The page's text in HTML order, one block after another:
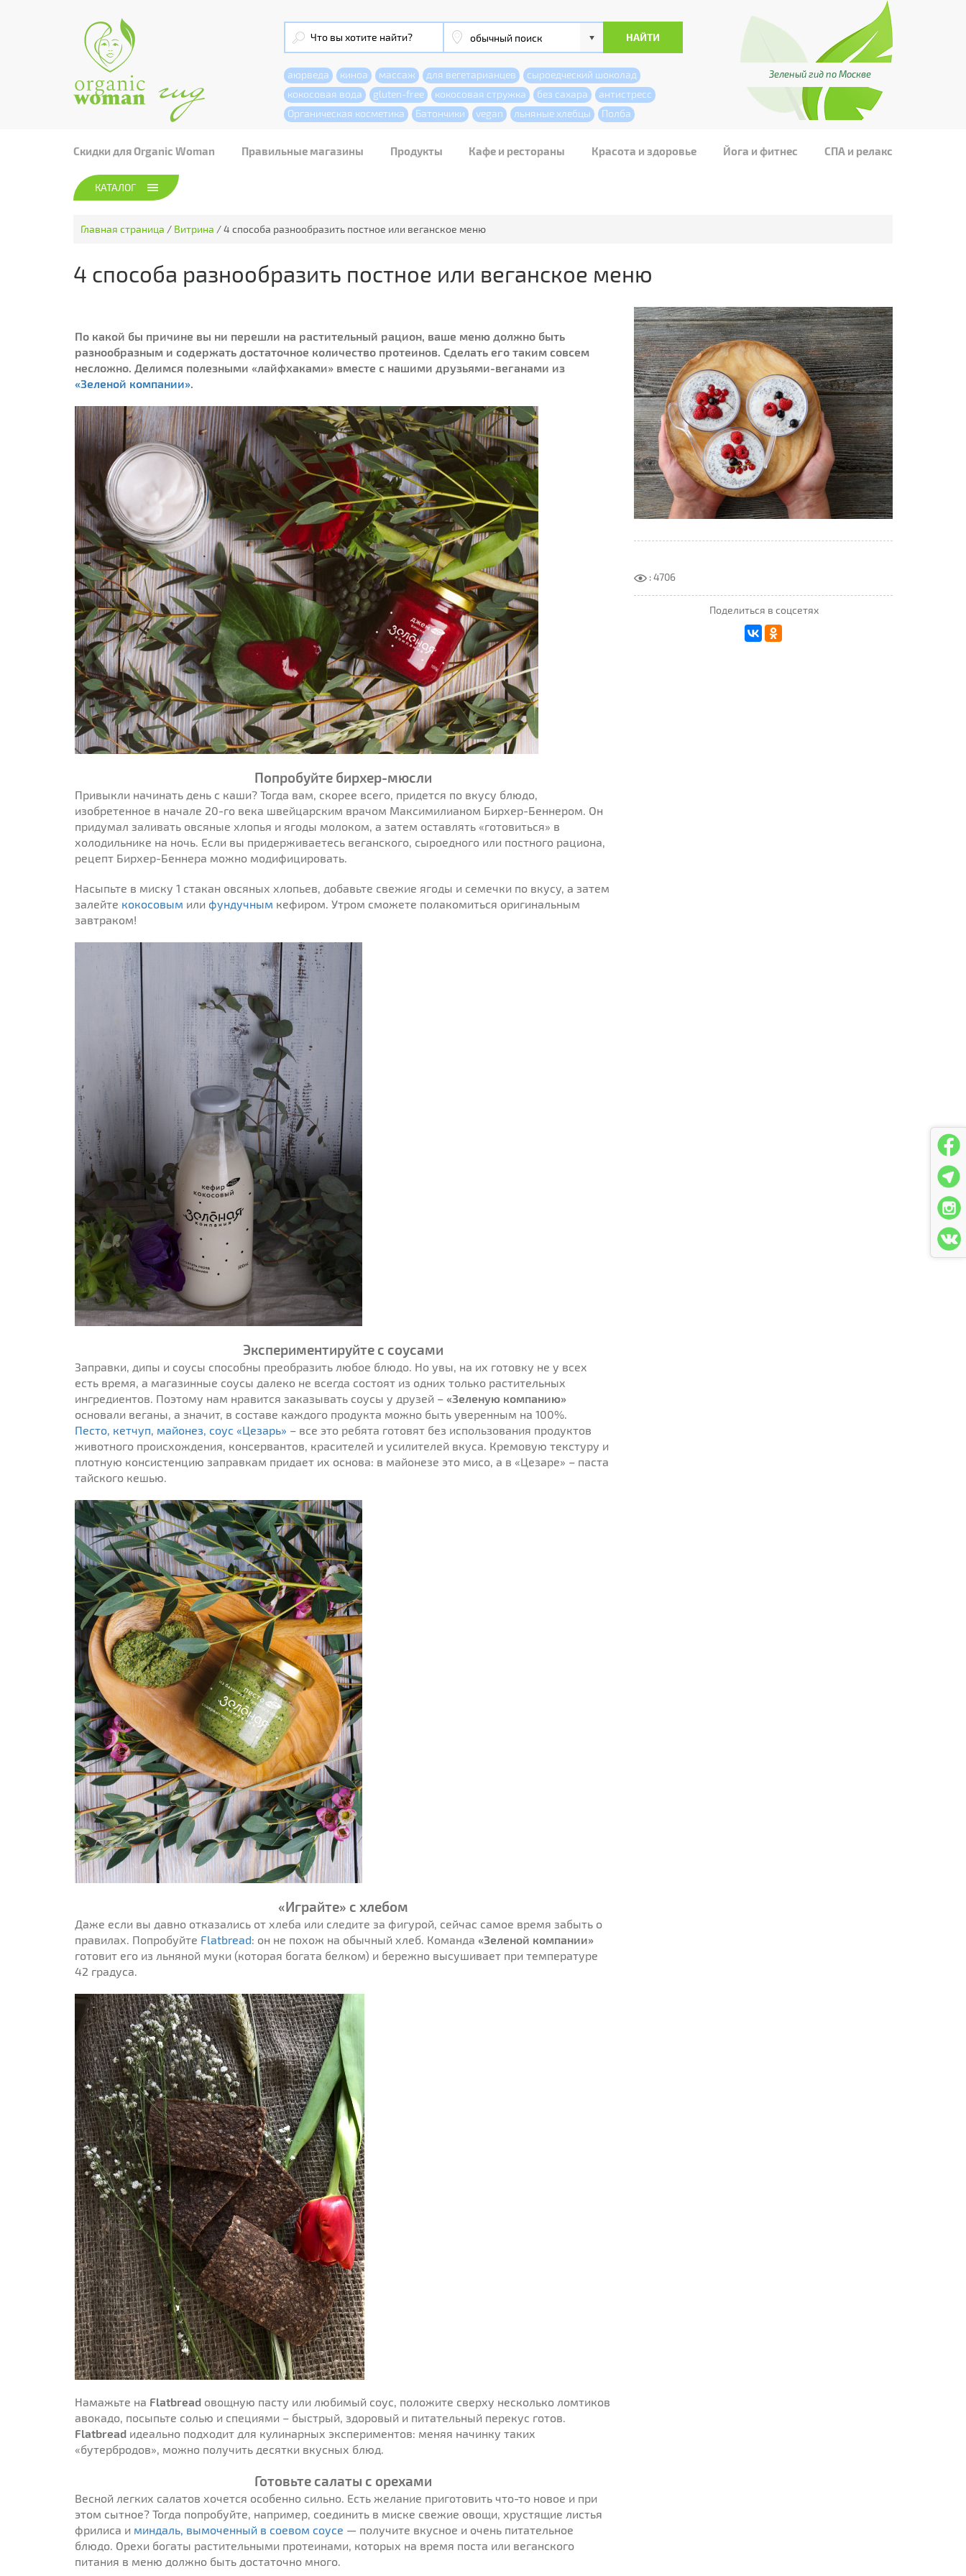
аюрведа киноа массаж для вегетарианцев
сыроедческий шоколад
кокосовая вода
gluten-free кокосовая стружка без сахара
антистресс
Органическая косметика
Батончики vegan льняные хлебцы Полба
Зеленый гид по Москве
Скидки для Organic Woman Правильные магазины Продукты Кафе и рестораны Красота и здоровье Йога и фитнес СПА и релакс
КАТАЛОГ
Главная страница / Витрина /4 способа разнообразить постное или веганское меню
4 способа разнообразить постное или веганское меню
По какой бы причине вы ни перешли на растительный рацион, ваше меню должно быть
разнообразным и содержать достаточное количество протеинов. Сделать его таким совсем
несложно. Делимся полезными «лайфхаками» вместе с нашими друзьями-веганами из
«Зеленой компании».
Попробуйте бирхер-мюсли
Привыкли начинать день с каши? Тогда вам, скорее всего, придется по вкусу блюдо,
изобретенное в начале 20-го века швейцарским врачом Максимилианом Бирхер-Беннером. Он
придумал заливать овсяные хлопья и ягоды молоком, а затем оставлять «готовиться» в
холодильнике на ночь. Если вы придерживаетесь веганского, сыроедного или постного рациона,
рецепт Бирхер-Беннера можно модифицировать.
Насыпьте в миску 1 стакан овсяных хлопьев, добавьте свежие ягоды и семечки по вкусу, а затем
залейте кокосовым или фундучным кефиром. Утром сможете полакомиться оригинальным
завтраком!
Экспериментируйте с соусами
Заправки, дипы и соусы способны преобразить любое блюдо. Но увы, на их готовку не у всех
есть время, а магазинные соусы далеко не всегда состоят из одних только растительных
ингредиентов. Поэтому нам нравится заказывать соусы у друзей – «Зеленую компанию»
основали веганы, а значит, в составе каждого продукта можно быть уверенным на 100%.
Песто, кетчуп, майонез, соус «Цезарь» – все это ребята готовят без использования продуктов
животного происхождения, консервантов, красителей и усилителей вкуса. Кремовую текстуру и
плотную консистенцию заправкам придает их основа: в майонезе это мисо, а в «Цезаре» – паста
тайского кешью.
«Играйте» с хлебом
Даже если вы давно отказались от хлеба или следите за фигурой, сейчас самое время забыть о
правилах. Попробуйте Flatbread: он не похож на обычный хлеб. Команда «Зеленой компании»
готовит его из льняной муки (которая богата белком) и бережно высушивает при температуре
42 градуса.
Намажьте на Flatbread овощную пасту или любимый соус, положите сверху несколько ломтиков
авокадо, посыпьте солью и специями – быстрый, здоровый и питательный перекус готов.
Flatbread идеально подходит для кулинарных экспериментов: меняя начинку таких
«бутербродов», можно получить десятки вкусных блюд.
Готовьте салаты с орехами
Весной легких салатов хочется особенно сильно. Есть желание приготовить что-то новое и при
этом сытное? Тогда попробуйте, например, соединить в миске свежие овощи, хрустящие листья
фрилиса и миндаль, вымоченный в соевом соусе — получите вкусное и очень питательное
блюдо. Орехи богаты растительными протеинами, которых на время поста или веганского
питания в меню должно быть достаточно много.
: 4706
Поделиться в соцсетях